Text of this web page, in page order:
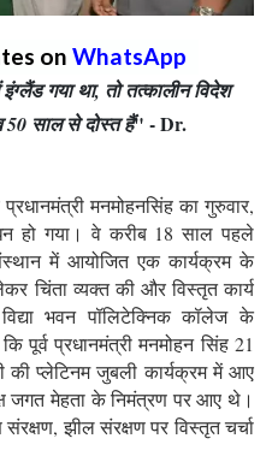
on WhatsApp
गया था, तो तत्कालीन विदेश
50 साल से दोस्त हैं" - Dr.
प्रधानमंत्री मनमोहनसिंह का गुरुवार,
हो गया। वे करीब 18 साल पहले
में आयोजित एक कार्यक्रम के
चिंता व्यक्त की और विस्तृत कार्य
भवन पॉलिटेक्निक कॉलेज के
पूर्व प्रधानमंत्री मनमोहन सिंह 21
की प्लेटिनम जुबली कार्यक्रम में आए
जगत मेहता के निमंत्रण पर आए थे।
संरक्षण, झील संरक्षण पर विस्तृत चर्चा